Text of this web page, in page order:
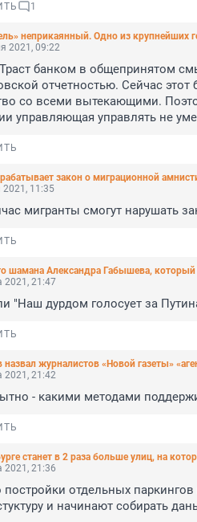
1
неприкаянный. Одно из крупнейших
2021, 09:22
банком в общепринятом
отчетностью. Сейчас этот
со всеми вытекающими.
управляющая управлять не
закон о миграционной
2021, 11:35
мигранты смогут нарушать
шамана Александра Габышева,
2021, 21:47
"Наш дурдом голосует за
назвал журналистов «Новой газеты»
2021, 21:42
- какими методами
станет в 2 раза больше улиц, на
2021, 21:36
постройки отдельных
и начинают собирать